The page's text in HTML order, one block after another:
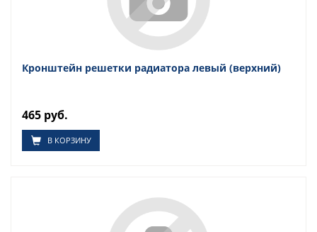
Кронштейн решетки радиатора левый (верхний)
465 руб.
В КОРЗИНУ